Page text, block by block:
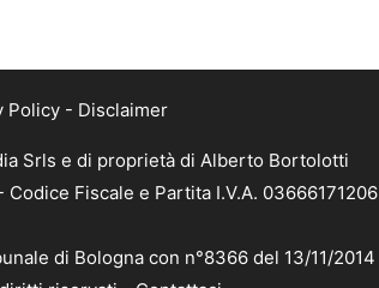
Policy- Disclaimer
Srls e di proprietà di Alberto Bortolotti
Fiscale e Partita I.V.A. 03666171206
di Bologna con n°8366 del 13/11/2014